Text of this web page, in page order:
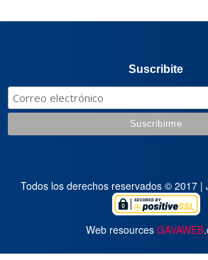
Suscribite
Todos los derechos reservados © 2017 |
Web resources GAVAWEB